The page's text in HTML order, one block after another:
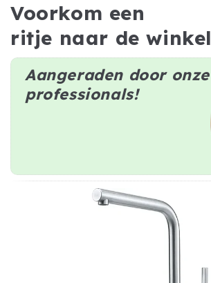
Voorkom een
ritje naar de winkel
Aangeraden door onze
professionals!